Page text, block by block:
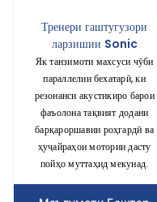
Тренери гаштугузори
ларзишии Sonic
Як танзимоти махсуси чӯби
параллелии бехатарӣ, ки
резонанси акустикиро барои
фаъолона тақвият додани
барқароршавии роҳгардӣ ва
ҳуҷайраҳои мотории дасту
пойҳо муттаҳид мекунад.